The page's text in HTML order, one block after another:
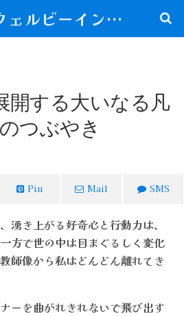
Bottega ウェルビーイングな生き方が見つかる場所
開する大いなる凡
つぶやき
Pin Mail SMS
湧き上がる好奇心と行動力は、
方で世の中は目まぐるしく変化
師像から私はどんどん離れてき
ーを曲がれきれないで飛び出す